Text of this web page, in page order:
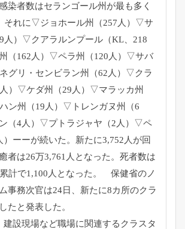
染者数はセランゴール州が最も多く
それに▽ジョホール州（257人）▽サ
人）▽ クアラルンプール（KL、218
（162人）▽ペラ州（120人）▽サバ
グリ・センビラン州（62人）▽クラ
人）▽ケダ州（29人）▽マラッカ州
ン州（19人）▽トレンガヌ州（6
（4人）▽プトラジャヤ（2人）▽ペ
）ーーが続いた。新たに3,752人が回
者は26万3,761人となった。 死者数は
計で1,100人となった。 保健省のノ
事務次官は24日、 新たに8カ所のクラ
たと発表した。
建設現場など職場に関連するクラスタ